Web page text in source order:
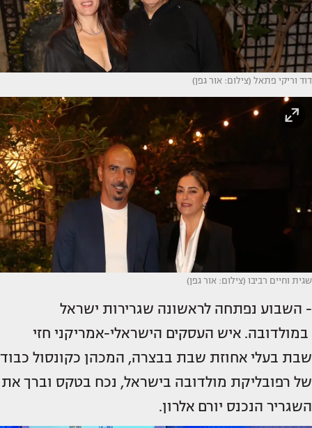
דוד וריקי פתאל (צילום: אור גפן)
שגית וחיים רביבו (צילום: אור גפן)
- השבוע נפתחה לראשונה שגרירות ישראל
במולדובה. איש העסקים הישראלי-אמריקני חזי
שבת בעלי אחוזת שבת בבצרה, המכהן כקונסול כבוד
של רפובליקת מולדובה בישראל, נכח בטקס וברך את
השגריר הנכנס יורם אלרון.